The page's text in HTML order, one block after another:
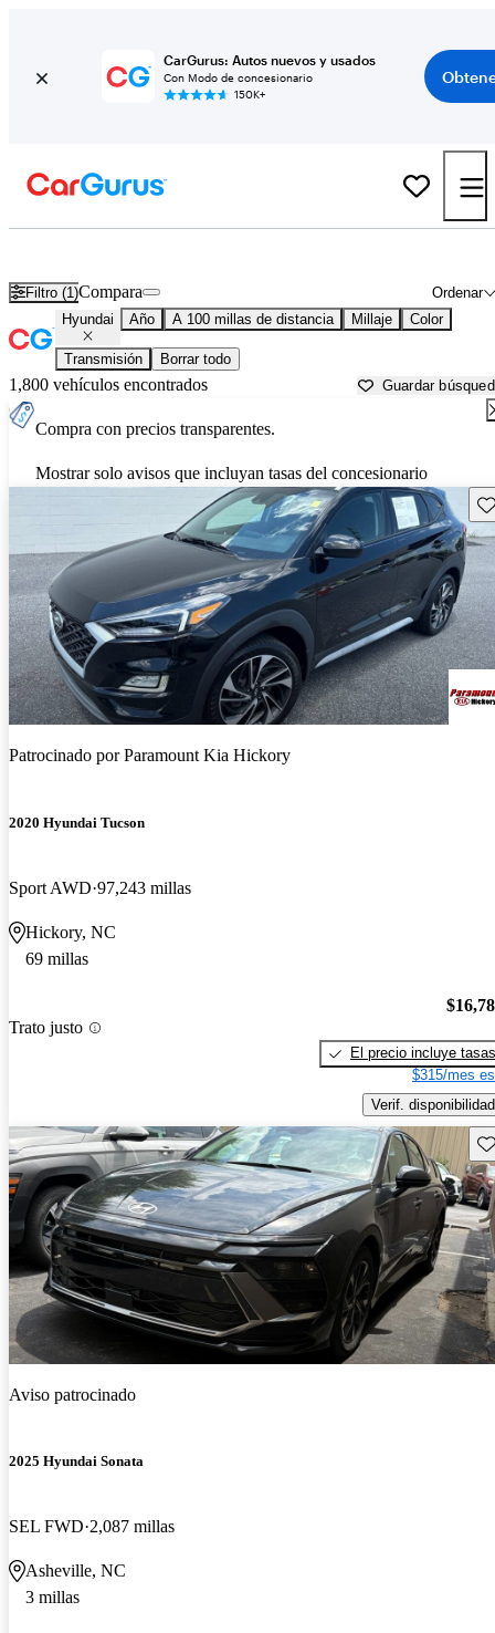
CarGurus: Autos nuevos y usados
Con Modo de concesionario
150K+
Filtro (1) Ordenar
Compara
Hyundai Año A 100 millas de distancia Millaje Color
Transmisión Borrar todo
1,800 vehículos encontrados Guardar
Compra con precios transparentes.
Mostrar solo avisos que incluyan tasas del concesionario
Patrocinado porParamount Kia Hickory
2020 Hyundai Tucson
Sport AWD 97,243 millas
Hickory, NC
69 millas
Trato justo
El precio incluye tasas
$315/mes
Verif. disponibilidad
Aviso patrocinado
2025 Hyundai Sonata
SEL FWD 2,087 millas
Asheville, NC
3 millas